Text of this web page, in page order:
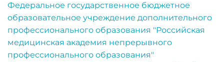
Федеральное государственное бюджетное
образовательное учреждение дополнительного
профессионального образования "Российская
медицинская академия непрерывного
профессионального образования"